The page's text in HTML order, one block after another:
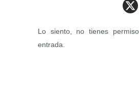
Lo siento, no tienes
entrada.